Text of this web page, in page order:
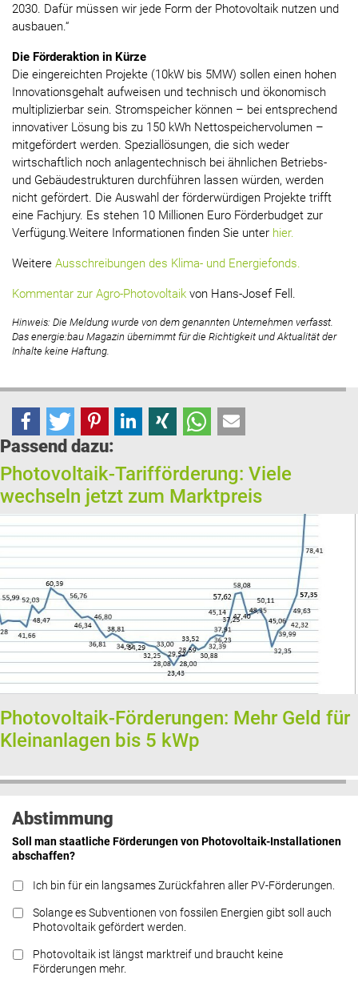
2030. Dafür müssen wir jede Form der Photovoltaik nutzen und
ausbauen.“
Die Förderaktion in Kürze
Die eingereichten Projekte (10kW bis 5MW) sollen einen hohen
Innovationsgehalt aufweisen und technisch und ökonomisch
multiplizierbar sein. Stromspeicher können – bei entsprechend
innovativer Lösung bis zu 150 kWh Nettospeichervolumen –
mitgefördert werden. Speziallösungen, die sich weder
wirtschaftlich noch anlagentechnisch bei ähnlichen Betriebs-
und Gebäudestrukturen durchführen lassen würden, werden
nicht gefördert. Die Auswahl der förderwürdigen Projekte trifft
eine Fachjury. Es stehen 10 Millionen Euro Förderbudget zur
Verfügung.Weitere Informationen finden Sie unter hier.
Weitere Ausschreibungen des Klima- und Energiefonds.
Kommentar zur Agro-Photovoltaik von Hans-Josef Fell.
Hinweis: Die Meldung wurde von dem genannten Unternehmen verfasst.
Das energie:bau Magazin übernimmt für die Richtigkeit und Aktualität der
Inhalte keine Haftung.
Passend dazu:
Photovoltaik-Tarifförderung: Viele
wechseln jetzt zum Marktpreis
Photovoltaik-Förderungen: Mehr Geld für
Kleinanlagen bis 5 kWp
Abstimmung
Soll man staatliche Förderungen von Photovoltaik-Installationen
abschaffen?
Ich bin für ein langsames Zurückfahren aller PV-Förderungen.
Solange es Subventionen von fossilen Energien gibt soll auch
Photovoltaik gefördert werden.
Photovoltaik ist längst marktreif und braucht keine
Förderungen mehr.